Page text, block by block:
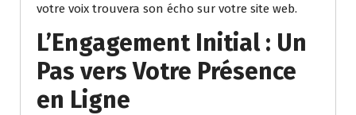
votre voix trouvera son écho sur votre site web.
L’Engagement Initial : Un
Pas vers Votre Présence
en Ligne